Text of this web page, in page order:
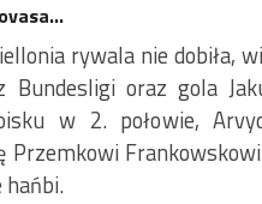
rywala nie dobiła,
oraz gola
w 2. połowie,
Przemkowi
hańbi.